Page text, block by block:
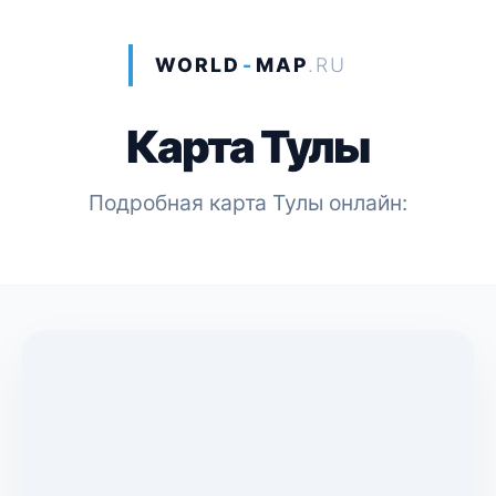
WORLD - MAP.RU
Карта Тулы
Подробная карта Тулы онлайн: